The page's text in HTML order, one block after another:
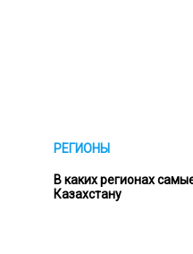
РЕГИОНЫ
В каких регионах
Казахстану